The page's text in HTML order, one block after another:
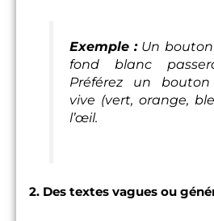
Exemple :Un bouton
fond blanc
Préférez un
vive (vert, orange,
l’œil.
2. Des textes vagues ou